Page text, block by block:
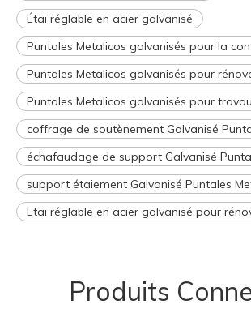
Étai réglable en acier galvanisé
Puntales Metalicos galvanisés pour la
Puntales Metalicos galvanisés pour
Puntales Metalicos galvanisés pour
coffrage de soutènement Galvanisé
échafaudage de support Galvanisé
support étaiement Galvanisé Puntales
Etai réglable en acier galvanisé pour
Produits